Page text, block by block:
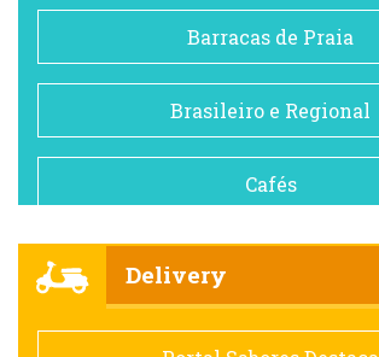
Barracas de Praia
Brasileiro e Regional
Cafés
Comida saudável
Delivery